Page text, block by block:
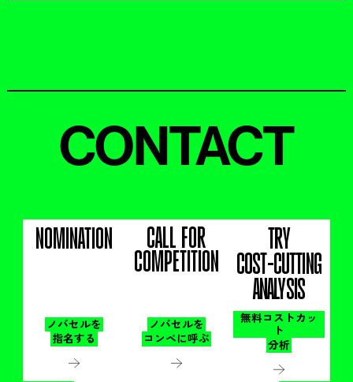
CONTACT
NOMINATION
ノバセルを
指名する
CALL FOR
COMPETITION
ノバセルを
コンペに呼ぶ
TRY
COST-CUTTING
ANALYSIS
無料コストカッ
ト
分析